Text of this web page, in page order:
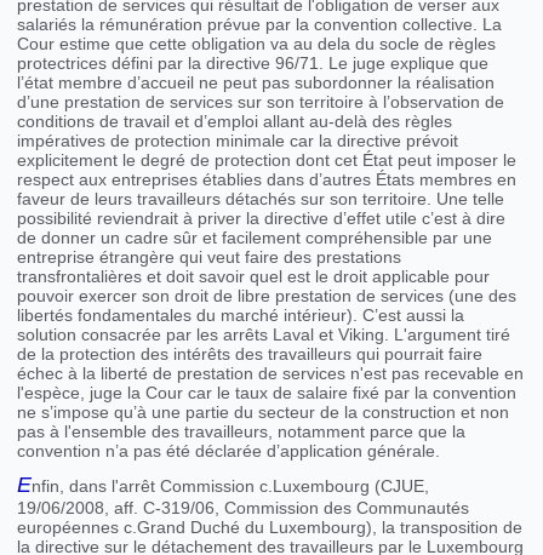
prestation de services qui résultait de l'obligation de verser aux
salariés la rémunération prévue par la convention collective. La
Cour estime que cette obligation va au dela du socle de règles
protectrices défini par la directive 96/71. Le juge explique que
l’état membre d’accueil ne peut pas subordonner la réalisation
d’une prestation de services sur son territoire à l’observation de
conditions de travail et d’emploi allant au-delà des règles
impératives de protection minimale car la directive prévoit
explicitement le degré de protection dont cet État peut imposer le
respect aux entreprises établies dans d’autres États membres en
faveur de leurs travailleurs détachés sur son territoire. Une telle
possibilité reviendrait à priver la directive d’effet utile c’est à dire
de donner un cadre sûr et facilement compréhensible par une
entreprise étrangère qui veut faire des prestations
transfrontalières et doit savoir quel est le droit applicable pour
pouvoir exercer son droit de libre prestation de services (une des
libertés fondamentales du marché intérieur). C’est aussi la
solution consacrée par les arrêts Laval et Viking. L'argument tiré
de la protection des intérêts des travailleurs qui pourrait faire
échec à la liberté de prestation de services n'est pas recevable en
l'espèce, juge la Cour car le taux de salaire fixé par la convention
ne s’impose qu’à une partie du secteur de la construction et non
pas à l'ensemble des travailleurs, notamment parce que la
convention n’a pas été déclarée d’application générale.
Enfin, dans l'arrêt Commission c.Luxembourg (CJUE,
19/06/2008, aff. C-319/06, Commission des Communautés
européennes c.Grand Duché du Luxembourg), la transposition de
la directive sur le détachement des travailleurs par le Luxembourg